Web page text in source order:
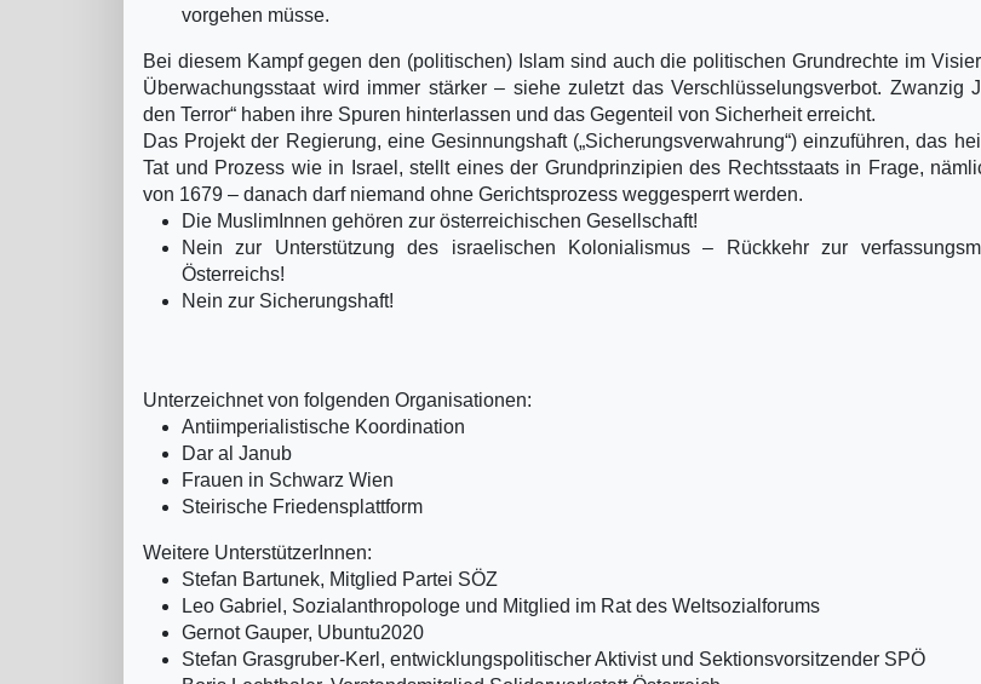
vorgehen müsse.
Bei diesem Kampf gegen den (politischen) Islam sind auch die politischen Grundrechte im
Überwachungsstaat wird immer stärker – siehe zuletzt das Verschlüsselungsverbot. Zwanzig
den Terror“ haben ihre Spuren hinterlassen und das Gegenteil von Sicherheit erreicht.
Das Projekt der Regierung, eine Gesinnungshaft („Sicherungsverwahrung“) einzuführen, das
Tat und Prozess wie in Israel, stellt eines der Grundprinzipien des Rechtsstaats in Frage,
von 1679 – danach darf niemand ohne Gerichtsprozess weggesperrt werden.
Die MuslimInnen gehören zur österreichischen Gesellschaft!
Nein zur Unterstützung des israelischen Kolonialismus – Rückkehr zur
Österreichs!
Nein zur Sicherungshaft!
Unterzeichnet von folgenden Organisationen:
Antiimperialistische Koordination
Dar al Janub
Frauen in Schwarz Wien
Steirische Friedensplattform
Weitere UnterstützerInnen:
Stefan Bartunek, Mitglied Partei SÖZ
Leo Gabriel, Sozialanthropologe und Mitglied im Rat des Weltsozialforums
Gernot Gauper, Ubuntu2020
Stefan Grasgruber-Kerl, entwicklungspolitischer Aktivist und Sektionsvorsitzender SPÖ